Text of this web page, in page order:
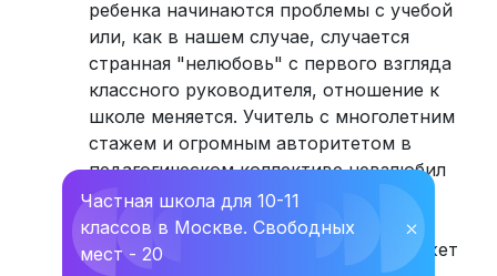
ребенка начинаются проблемы с учебой
или, как в нашем случае, случается
странная "нелюбовь" с первого взгляда
классного руководителя, отношение к
школе меняется. Учитель с многолетним
стажем и огромным авторитетом в
педагогическом коллективе невзлюбил
ребенка и выживает из школы.
Противостоять невозможно. да и не
хочется уже. Понимаю, что такое может
Частная школа для 10-11
классов в Москве. Свободных
мест - 20
⛌